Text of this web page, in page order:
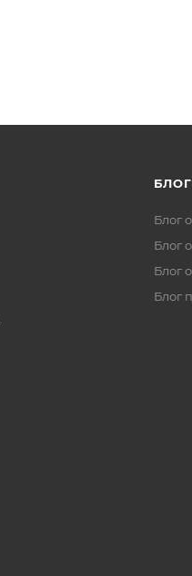
БЛОГ
Блог
Блог
Блог
Блог